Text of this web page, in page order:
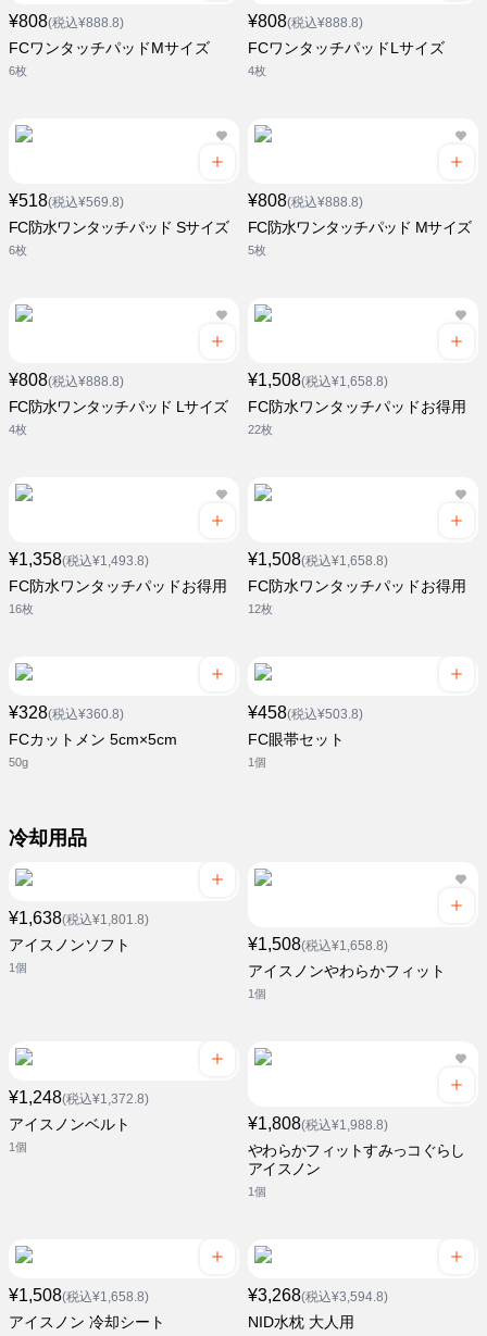
¥808(税込¥888.8)
FCワンタッチパッドMサイズ
6枚
¥808(税込¥888.8)
FCワンタッチパッドLサイズ
4枚
¥518(税込¥569.8)
FC防水ワンタッチパッド Sサイズ
6枚
¥808(税込¥888.8)
FC防水ワンタッチパッド Mサイズ
5枚
¥808(税込¥888.8)
FC防水ワンタッチパッド Lサイズ
4枚
¥1,508(税込¥1,658.8)
FC防水ワンタッチパッドお得用
22枚
¥1,358(税込¥1,493.8)
FC防水ワンタッチパッドお得用
16枚
¥1,508(税込¥1,658.8)
FC防水ワンタッチパッドお得用
12枚
¥328(税込¥360.8)
FCカットメン 5cm×5cm
50g
¥458(税込¥503.8)
FC眼帯セット
1個
冷却用品
¥1,638(税込¥1,801.8)
アイスノンソフト
1個
¥1,508(税込¥1,658.8)
アイスノンやわらかフィット
1個
¥1,248(税込¥1,372.8)
アイスノンベルト
1個
¥1,808(税込¥1,988.8)
やわらかフィットすみっコぐらし
アイスノン
1個
¥1,508(税込¥1,658.8)
アイスノン 冷却シート
¥3,268(税込¥3,594.8)
NID水枕 大人用